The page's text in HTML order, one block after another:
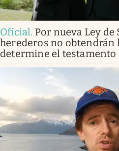
Oficial. Por nueva Ley de
herederos no obtendrán
determine el testamento